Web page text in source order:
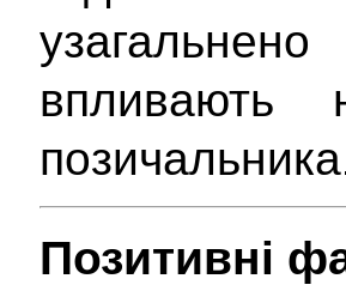
впливають
Позитивні